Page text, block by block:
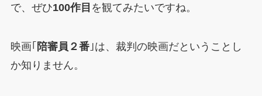
で、ぜひ100作目 を観てみたいですね。
映画｢ 陪審員２番｣は、裁判の映画だということし
か知りません。